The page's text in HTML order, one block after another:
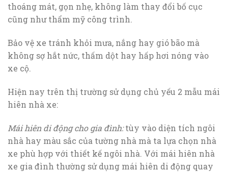
thoáng mát, gọn nhẹ, không làm thay đổi bố cục
cũng như thẩm mỹ công trình.
Bảo vệ xe tránh khỏi mưa, nắng hay gió bão mà
không sợ hắt nức, thấm dột hay hấp hơi nóng vào
xe cộ.
Hiện nay trên thị trường sử dụng chủ yếu 2 mẫu mái
hiên nhà xe:
Mái hiên di động cho gia đình:tùy vào diện tích ngôi
nhà hay màu sắc của tường nhà mà ta lựa chọn nhà
xe phù hợp với thiết kế ngôi nhà. Với mái hiên nhà
xe gia đình thường sử dụng mái hiên di động quay